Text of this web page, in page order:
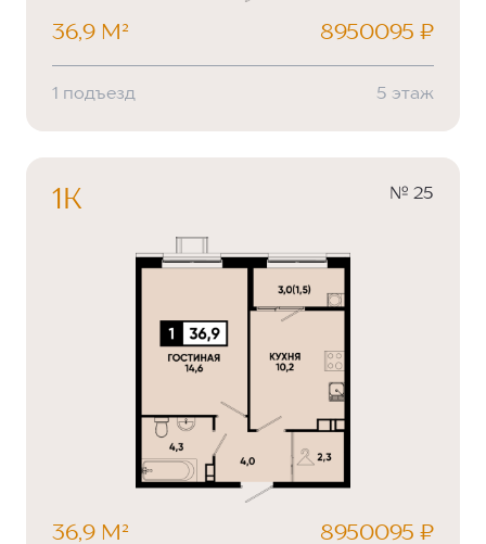
36,9 М² 8950095 ₽
1 подъезд 5 этаж
1К № 25
36,9 М² 8950095 ₽